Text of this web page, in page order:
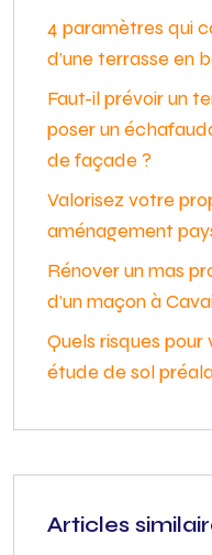
4 paramètres qui
d’une terrasse en
Faut-il prévoir un
poser un
de façade ?
Valorisez votre
aménagement
Rénover un mas
d’un maçon à
Quels risques
étude de sol
Articles